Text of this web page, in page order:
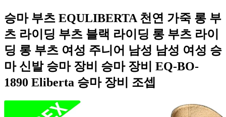
승마 부츠 EQULIBERTA 천연 가죽 롱 부
츠 라이딩 부츠 블랙 라이딩 롱 부츠 라이
딩 롱 부츠 여성 주니어 남성 남성 여성 승
마 신발 승마 장비 승마 장비 EQ-BO-
1890 Eliberta 승마 장비 조셉